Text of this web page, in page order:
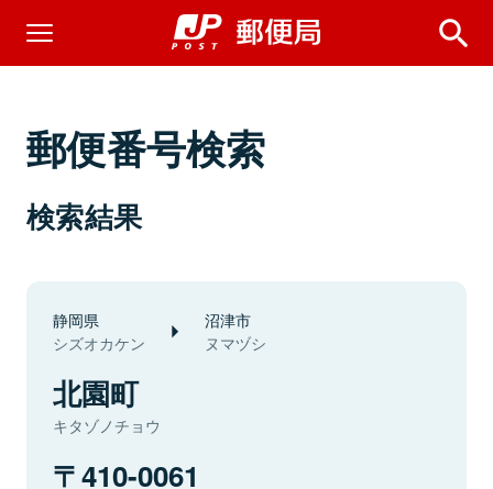
郵便番号検索
検索結果
静岡県
シズオカケン
沼津市
ヌマヅシ
北園町
キタゾノチョウ
410-0061